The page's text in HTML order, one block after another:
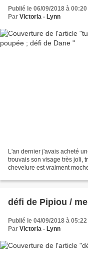
Publié le 06/09/2018 à 00:20
Par Victoria - Lynn
L'an dernier j'avais acheté
trouvais son visage très joli,
chevelure est vraiment
défi
Publié le 04/09/2018 à 05:22
Par Victoria - Lynn